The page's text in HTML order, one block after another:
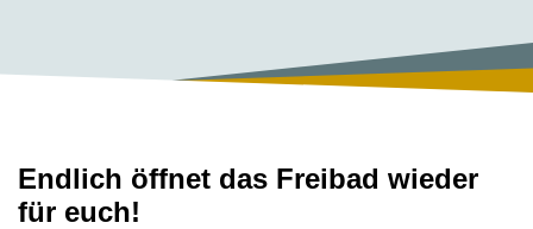
Endlich öffnet das Freibad wieder
für euch!